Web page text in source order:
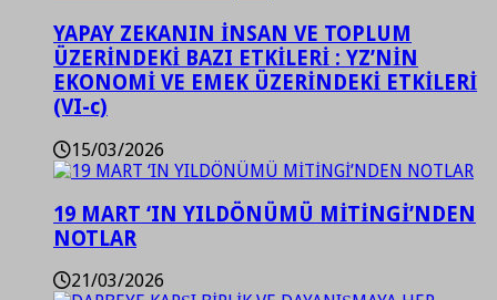
YAPAY ZEKANIN İNSAN VE TOPLUM
ÜZERİNDEKİ BAZI ETKİLERİ : YZ’NİN
EKONOMİ VE EMEK ÜZERİNDEKİ ETKİLERİ
(VI-c)
15/03/2026
19 MART ‘IN YILDÖNÜMÜ MİTİNGİ’NDEN
NOTLAR
21/03/2026